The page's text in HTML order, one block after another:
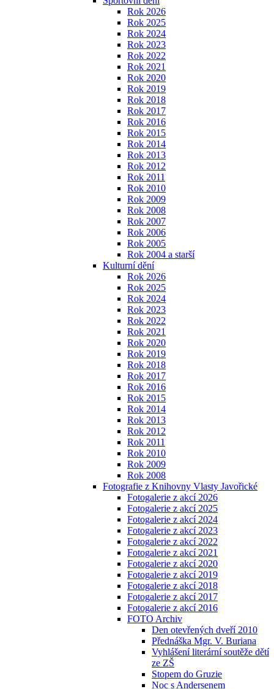
Rok 2026
Rok 2025
Rok 2024
Rok 2023
Rok 2022
Rok 2021
Rok 2020
Rok 2019
Rok 2018
Rok 2017
Rok 2016
Rok 2015
Rok 2014
Rok 2013
Rok 2012
Rok 2011
Rok 2010
Rok 2009
Rok 2008
Rok 2007
Rok 2006
Rok 2005
Rok 2004 a starší
Kulturní dění
Rok 2026
Rok 2025
Rok 2024
Rok 2023
Rok 2022
Rok 2021
Rok 2020
Rok 2019
Rok 2018
Rok 2017
Rok 2016
Rok 2015
Rok 2014
Rok 2013
Rok 2012
Rok 2011
Rok 2010
Rok 2009
Rok 2008
Fotografie z Knihovny Vlasty Javořické
Fotogalerie z akcí 2026
Fotogalerie z akcí 2025
Fotogalerie z akcí 2024
Fotogalerie z akcí 2023
Fotogalerie z akcí 2022
Fotogalerie z akcí 2021
Fotogalerie z akcí 2020
Fotogalerie z akcí 2019
Fotogalerie z akcí 2018
Fotogalerie z akcí 2017
Fotogalerie z akcí 2016
FOTO Archiv
Den otevřených dveří 2010
Přednáška Mgr. V. Buriana
Vyhlášení literární soutěže dětí
ze ZŠ
Stopem do Gruzie
Noc s Andersenem